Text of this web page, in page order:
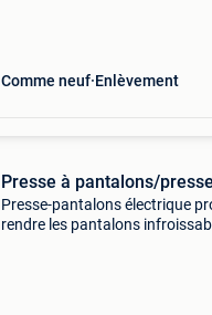
Comme neuf Enlèvement
Presse à pantalons/
Presse-pantalons électrique
rendre les pantalons